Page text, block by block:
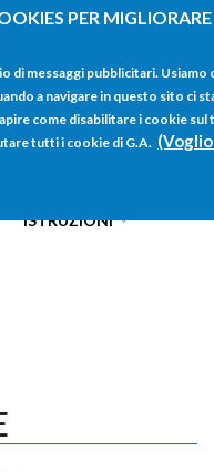
PER
di messaggi pubblicitari. Usiamo
a navigare in questo sito ci
come disabilitare i cookie
tutti i cookie di G.A.
ISTRUZIONI